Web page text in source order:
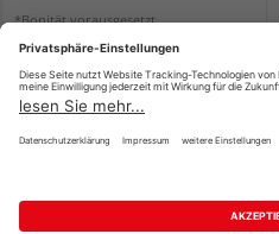
*Bonität vorausgesetzt
Impressum Datenschutz